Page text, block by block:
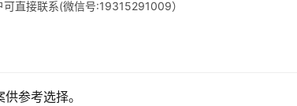
直接联系(微信号:19315291009）
参考选择。